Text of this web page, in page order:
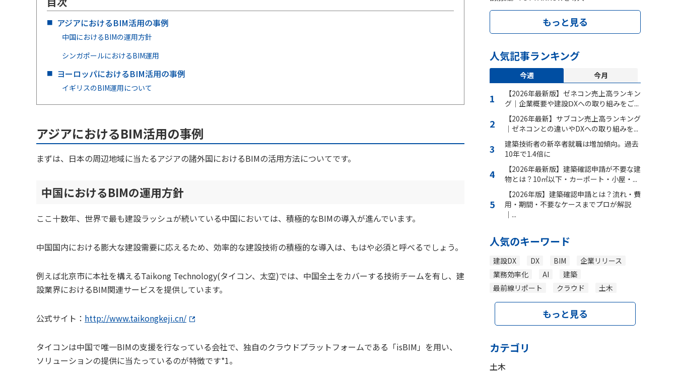
アジアにおけるBIM活用の事例
中国におけるBIMの運用方針
シンガポールにおけるBIM運用
ヨーロッパにおけるBIM活用の事例
イギリスのBIM運用について
アジアにおけるBIM活用の事例
まずは、日本の周辺地域に当たるアジアの諸外国におけるBIMの活用方法についてです。
中国におけるBIMの運用方針
ここ十数年、世界で最も建設ラッシュが続いている中国においては、積極的なBIMの導入が進んでいます。
中国国内における膨大な建設需要に応えるため、効率的な建設技術の積極的な導入は、もはや必須と呼べるでしょう。
例えば北京市に本社を構えるTaikong Technology(タイコン、太空)では、中国全土をカバーする技術チームを有し、建
設業界におけるBIM関連サービスを提供しています。
公式サイト： http://www.taikongkeji.cn/
タイコンは中国で唯一BIMの支援を行なっている会社で、独自のクラウドプラットフォームである「isBIM」を用い、
ソリューションの提供に当たっているのが特徴です*1。
もっと見る
人気記事ランキング
今週
今月
【2026年最新版】ゼネコン売上高ランキン
グ｜企業概要や建設ⅮXへの取り組みをご...
【2026年最新】サブコン売上高ランキング
｜ゼネコンとの違いやDXへの取り組みを...
建築技術者の新卒者就職は増加傾向。過去
10年で1.4倍に
【2026年最新版】建築確認申請が不要な建
物とは？10㎡以下・カーポート・小屋・...
【2026年版】建築確認申請とは？流れ・費
用・期間・不要なケースまでプロが解説
｜...
人気のキーワード
建設DX DX BIM
企業リリース
業務効率化
AI
建築
最前線リポート
クラウド 土木
もっと見る
カテゴリ
土木